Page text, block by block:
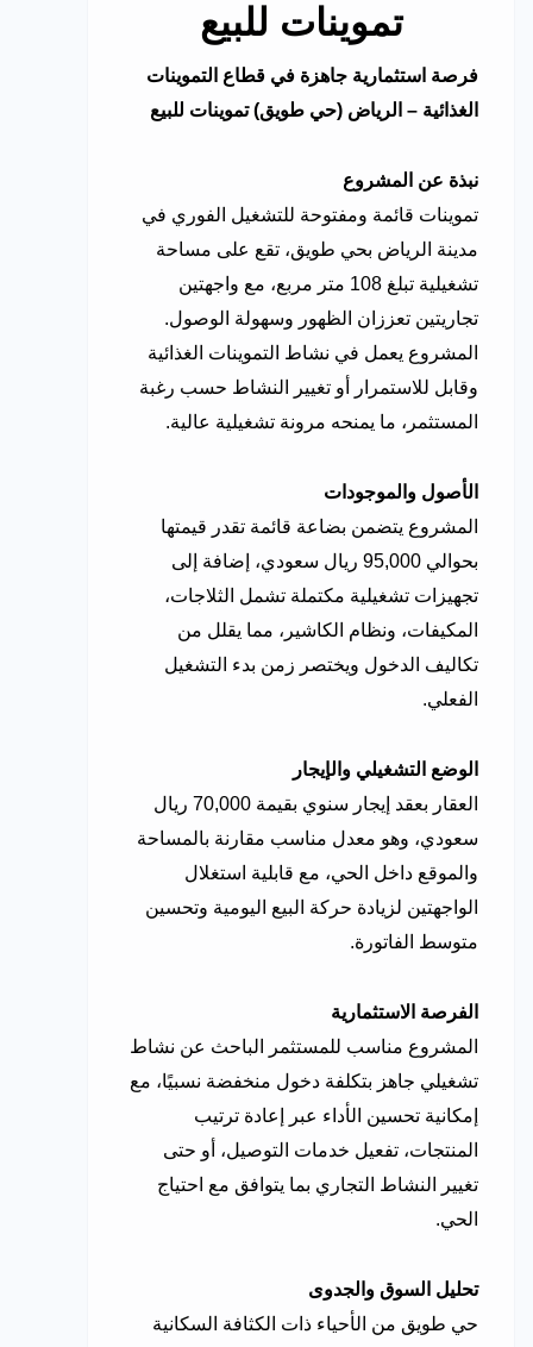
تموينات للبيع
فرصة استثمارية جاهزة في قطاع التموينات
الغذائية – الرياض (حي طويق) تموينات للبيع
نبذة عن المشروع
تموينات قائمة ومفتوحة للتشغيل الفوري في
مدينة الرياض بحي طويق، تقع على مساحة
تشغيلية تبلغ 108 متر مربع، مع واجهتين
تجاريتين تعززان الظهور وسهولة الوصول.
المشروع يعمل في نشاط التموينات الغذائية
وقابل للاستمرار أو تغيير النشاط حسب رغبة
المستثمر، ما يمنحه مرونة تشغيلية عالية.
الأصول والموجودات
المشروع يتضمن بضاعة قائمة تقدر قيمتها
بحوالي 95,000 ريال سعودي، إضافة إلى
تجهيزات تشغيلية مكتملة تشمل الثلاجات،
المكيفات، ونظام الكاشير، مما يقلل من
تكاليف الدخول ويختصر زمن بدء التشغيل
الفعلي.
الوضع التشغيلي والإيجار
العقار بعقد إيجار سنوي بقيمة 70,000 ريال
سعودي، وهو معدل مناسب مقارنة بالمساحة
والموقع داخل الحي، مع قابلية استغلال
الواجهتين لزيادة حركة البيع اليومية وتحسين
متوسط الفاتورة.
الفرصة الاستثمارية
المشروع مناسب للمستثمر الباحث عن نشاط
تشغيلي جاهز بتكلفة دخول منخفضة نسبيًا، مع
إمكانية تحسين الأداء عبر إعادة ترتيب
المنتجات، تفعيل خدمات التوصيل، أو حتى
تغيير النشاط التجاري بما يتوافق مع احتياج
الحي.
تحليل السوق والجدوى
حي طويق من الأحياء ذات الكثافة السكانية